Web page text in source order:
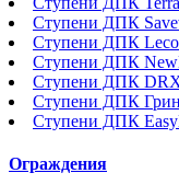
Ступени ДПК
Ступени ДПК
Ступени ДПК
Ступени ДПК
Ступени ДПК
Ступени ДПК
Ограждения